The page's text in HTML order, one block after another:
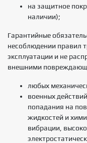
на защитное
наличии);
Гарантийные
несоблюдении правил
эксплуатации и не
внешними
любых
военных
попадания на
жидкостей и
вибрации,